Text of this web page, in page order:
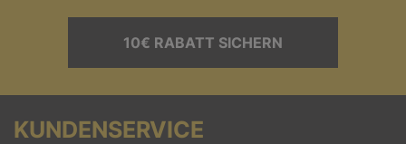
10€ RABATT SICHERN
KUNDENSERVICE